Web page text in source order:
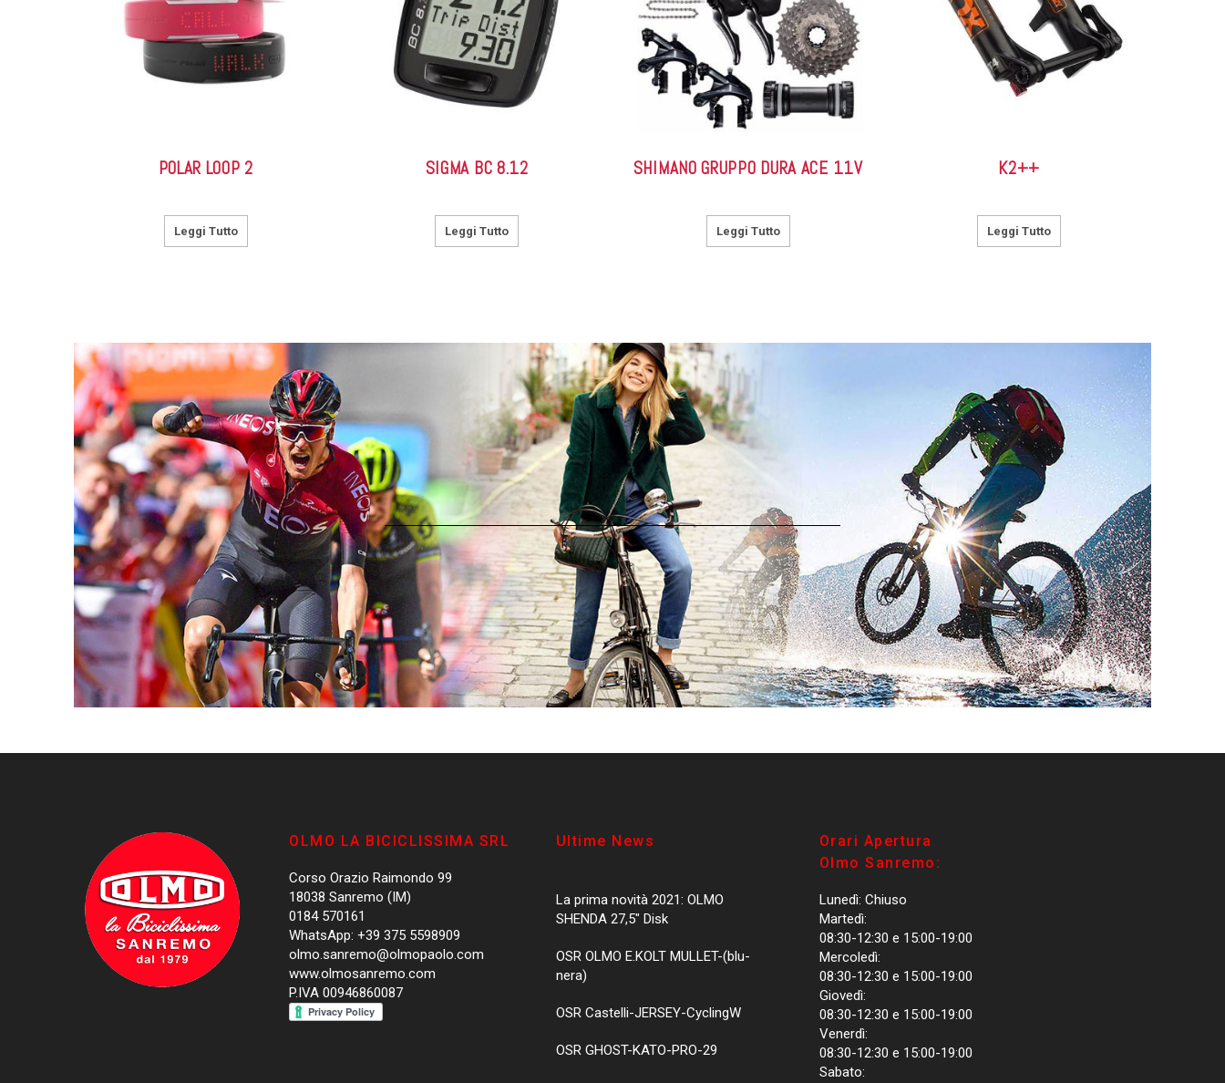
POLAR LOOP 2
Leggi Tutto
SIGMA BC 8.12
Leggi Tutto
SHIMANO GRUPPO DURA ACE 11V
Leggi Tutto
K2++
Leggi Tutto
OLMO LA BICICLISSIMA SRL
Corso Orazio Raimondo 99
18038 Sanremo (IM)
0184 570161
WhatsApp: +39 375 5598909
olmo.sanremo@olmopaolo.com
www.olmosanremo.com
P.IVA 00946860087
Ultime News
La prima novità 2021: OLMO
SHENDA 27,5″ Disk
OSR OLMO E.KOLT MULLET-(blu-
nera)
OSR Castelli-JERSEY-CyclingW
OSR GHOST-KATO-PRO-29
Orari Apertura
Olmo Sanremo:
Lunedì: Chiuso
Martedì:
08:30-12:30 e 15:00-19:00
Mercoledì:
08:30-12:30 e 15:00-19:00
Giovedì:
08:30-12:30 e 15:00-19:00
Venerdì:
08:30-12:30 e 15:00-19:00
Sabato: